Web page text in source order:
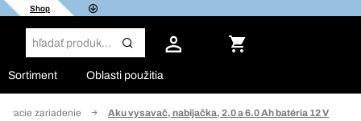
Shop
Sortiment Oblasti použitia
zariadenie Aku vysavač, nabíjačka, 2.0 a 6.0 Ah batéria 12 V